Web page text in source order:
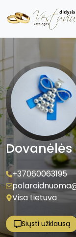
+37060063195
Visa Lietuva
Siųsti užklausą